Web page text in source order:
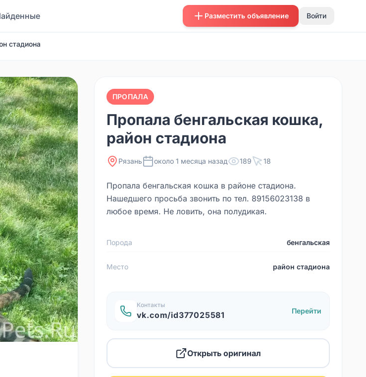
Разместить объявление Войти
стадиона
ПРОПАЛА
Пропала бенгальская кошка,
район стадиона
Рязань около 1 месяца назад 189 18
Пропала бенгальская кошка в районе стадиона.
Нашедшего просьба звонить по тел. 89156023138 в
любое время. Не ловить, она полудикая.
Порода бенгальская
Место район стадиона
Контакты
vk.com/id377025581 Перейти
Открыть оригинал